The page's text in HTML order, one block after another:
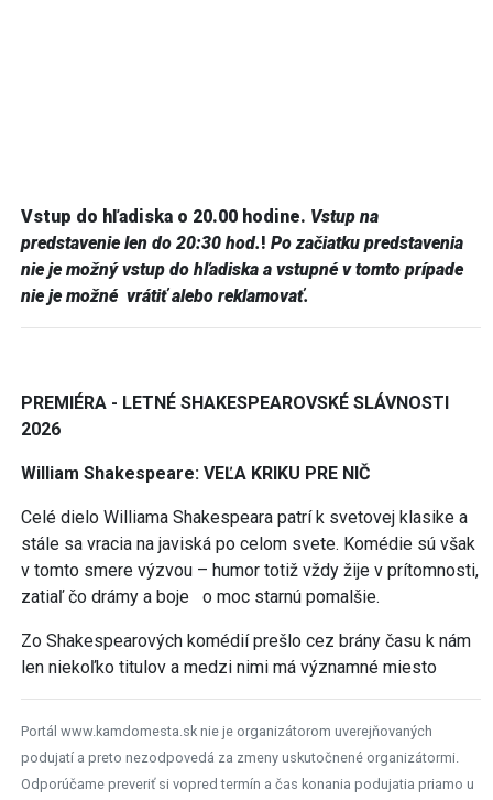
Vstup do hľadiska o 20.00 hodine. Vstup na
predstavenie len do 20:30 hod.! Po začiatku predstavenia
nie je možný vstup do hľadiska a vstupné v tomto prípade
nie je možné vrátiť alebo reklamovať.
PREMIÉRA - LETNÉ SHAKESPEAROVSKÉ SLÁVNOSTI
2026
William Shakespeare: VEĽA KRIKU PRE NIČ
Celé dielo Williama Shakespeara patrí k svetovej klasike a
stále sa vracia na javiská po celom svete. Komédie sú však
v tomto smere výzvou – humor totiž vždy žije v prítomnosti,
zatiaľ čo drámy a boje o moc starnú pomalšie.
Zo Shakespearových komédií prešlo cez brány času k nám
len niekoľko titulov a medzi nimi má významné miesto
Portál www.kamdomesta.sk nie je organizátorom uverejňovaných
podujatí a preto nezodpovedá za zmeny uskutočnené organizátormi.
Odporúčame preveriť si vopred termín a čas konania podujatia priamo u